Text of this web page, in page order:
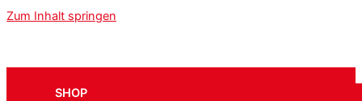
Zum Inhalt springen
SHOP